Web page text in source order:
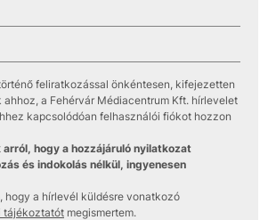
feliratkozással önkéntesen, kifejezetten
ahhoz, a Fehérvár Médiacentrum Kft. hírlevelet
kapcsolódóan felhasználói fiókot hozzon
arról, hogy a hozzájáruló nyilatkozat
és indokolás nélkül, ingyenesen
hogy a hírlevél küldésre vonatkozó
tájékoztatót megismertem.